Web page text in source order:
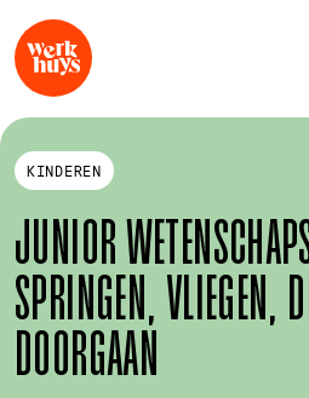
KINDEREN
JUNIOR
SPRINGEN, VLIEGEN,
DOORGAAN